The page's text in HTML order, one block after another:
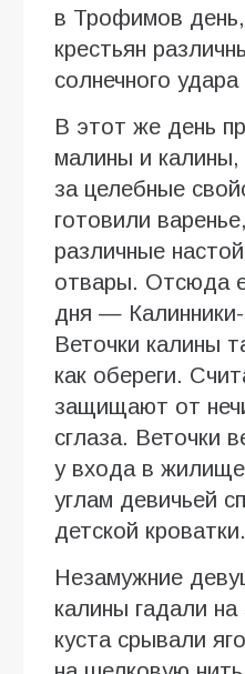
в Трофимов
крестьян
солнечного
В этот же день
малины и
за целебные
готовили
различные
отвары. Отсюда
дня — Калинники-
Веточки калины
как обереги.
защищают от
сглаза. Веточки
у входа в
углам девичьей
детской кроватки.
Незамужние
калины гадали
куста срывали